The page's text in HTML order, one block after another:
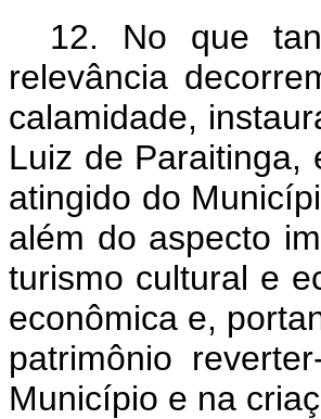
12. No que
relevância
calamidade,
Luiz de Paraitinga,
atingido do
além do aspecto
turismo cultural e
econômica e,
patrimônio
Município e na